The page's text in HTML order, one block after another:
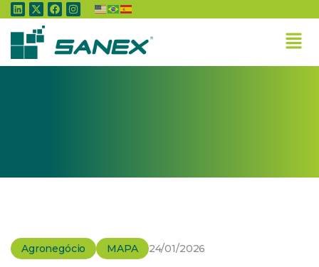
Home » Agronegócio
AgroResidência leva capacitação para jovens
estudantes
Agronegócio MAPA 24/01/2026